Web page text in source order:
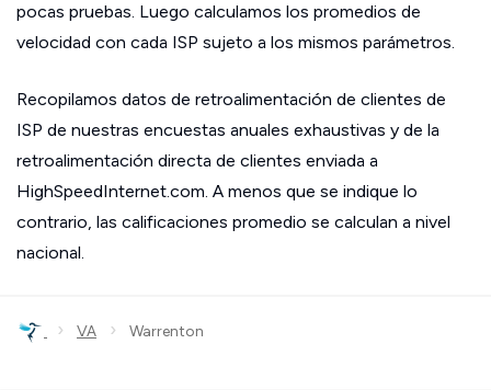
pocas pruebas. Luego calculamos los promedios de
velocidad con cada ISP sujeto a los mismos parámetros.
Recopilamos datos de retroalimentación de clientes de
ISP de nuestras encuestas anuales exhaustivas y de la
retroalimentación directa de clientes enviada a
HighSpeedInternet.com. A menos que se indique lo
contrario, las calificaciones promedio se calculan a nivel
nacional.
› VA › Warrenton